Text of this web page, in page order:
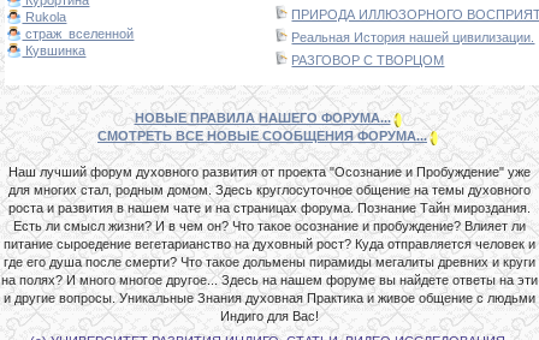
ПРИРОДА ИЛЛЮЗОРНОГО
Реальная История нашей цивилизации.
РАЗГОВОР С ТВОРЦОМ
Rukola
страж_вселенной
Кувшинка
НОВЫЕ ПРАВИЛА НАШЕГО ФОРУМА...
СМОТРЕТЬ ВСЕ НОВЫЕ СООБЩЕНИЯ ФОРУМА...
Наш лучший форум духовного развития от проекта "Осознание и Пробуждение" уже
для многих стал, родным домом. Здесь круглосуточное общение на темы духовного
роста и развития в нашем чате и на страницах форума. Познание Тайн мироздания.
Есть ли смысл жизни? И в чем он? Что такое осознание и пробуждение? Влияет ли
питание сыроедение вегетарианство на духовный рост? Куда отправляется человек и
где его душа после смерти? Что такое дольмены пирамиды мегалиты древних и круги
на полях? И много многое другое... Здесь на нашем форуме вы найдете ответы на эти
и другие вопросы. Уникальные Знания духовная Практика и живое общение с людьми
Индиго для Вас!